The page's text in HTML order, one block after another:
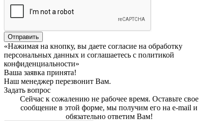
Отправить
«Нажимая на кнопку, вы даете согласие на обработку
персональных данных и соглашаетесь c политикой
конфиденциальности»
Ваша заявка принята!
Наш менеджер перезвонит Вам.
Задать вопрос
Сейчас к сожалению не рабочее время. Оставьте свое
сообщение в этой форме, мы получим его на e-mail и
обязательно ответим Вам!